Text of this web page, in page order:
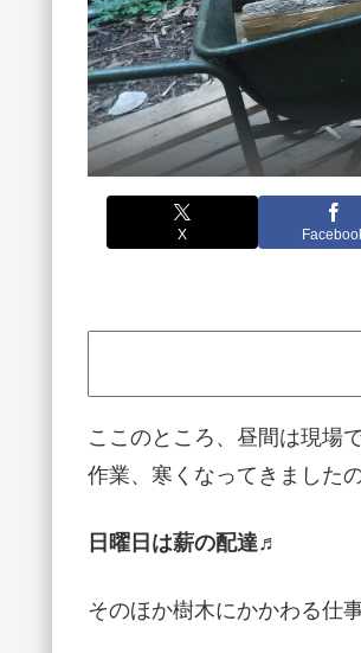
X
ここのところ、昼間は現場
作業、寒くなってきました
日曜日は薪の配達♬
そのほか樹木にかかわる仕